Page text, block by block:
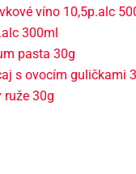
víno 10,5p.alc
300ml
pasta 30g
s ovocím guličkami
ruže 30g